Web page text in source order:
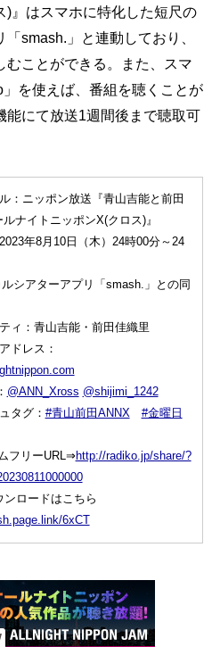
)』はスマホに特化した短尺の
smash.」と連動しており、
むことができる。また、スマ
を使えば、番組を聴くことが
能にて放送1週間後まで聴取可
：ニッポン放送『青山吉能と前田
ナイトニッポンX(クロス)』
年8月10日（木）24時00分～24
シアターアプリ「smash.」との同
ィ：青山吉能・前田佳織里
ドレス：
@ANN_Xross @shijimi_1242
タグ： #青山前田ANNX
#金曜日
フリーURL⇒http://radiko.jp/share/?
ロードはこちら
6xCT